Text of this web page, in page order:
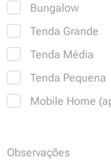
Bungalow
Tenda Grande
Tenda Média
Tenda Pequena
Mobile Home
Observações